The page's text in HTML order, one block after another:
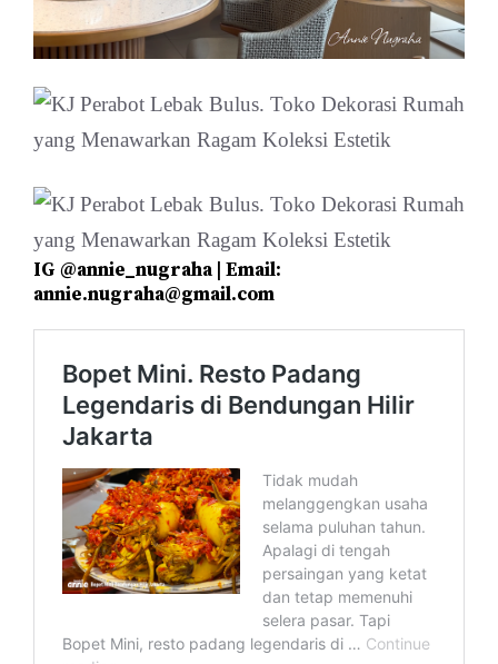
IG @annie_nugraha | Email:
annie.nugraha@gmail.com